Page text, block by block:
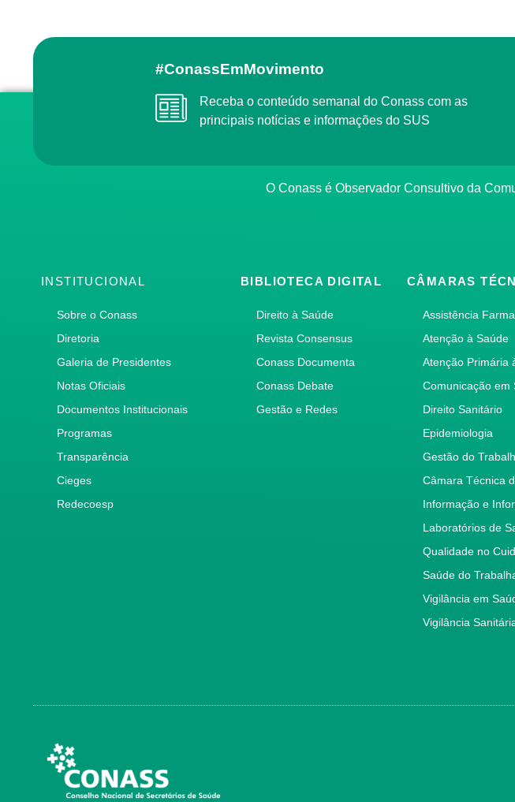
#ConassEmMovimento
Receba o conteúdo semanal do Conass com as
principais notícias e informações do SUS
O Conass é Observador Consultivo da
INSTITUCIONAL
Sobre o Conass
Diretoria
Galeria de Presidentes
Notas Oficiais
Documentos Institucionais
Programas
Transparência
Cieges
Redecoesp
BIBLIOTECA DIGITAL
Direito à Saúde
Revista Consensus
Conass Documenta
Conass Debate
Gestão e Redes
CÂMARAS
Assistência
Atenção à Saúde
Atenção Primária
Comunicação em
Direito Sanitário
Epidemiologia
Gestão do
Câmara Técnica
Informação e
Laboratórios de
Qualidade no
Saúde do
Vigilância em
Vigilância